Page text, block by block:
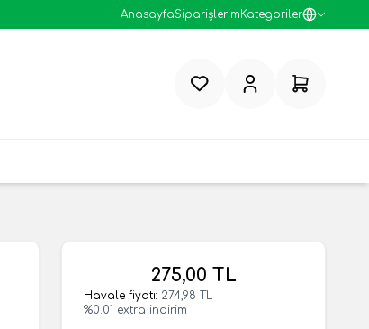
AnasayfaSiparişlerimKategoriler
FavorilerimHesabım Sepetim
275,00 TL
Havale fiyatı: 274,98 TL
%0.01 extra indirim